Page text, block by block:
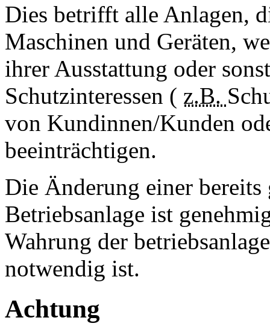
Dies betrifft alle Anlagen,
Maschinen und Geräten,
ihrer Ausstattung oder
Schutzinteressen ( z.B.
von Kundinnen/Kunden
beeinträchtigen.
Die Änderung einer
Betriebsanlage ist
Wahrung der
notwendig ist.
Achtung